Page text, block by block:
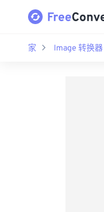
家 Image 转换器